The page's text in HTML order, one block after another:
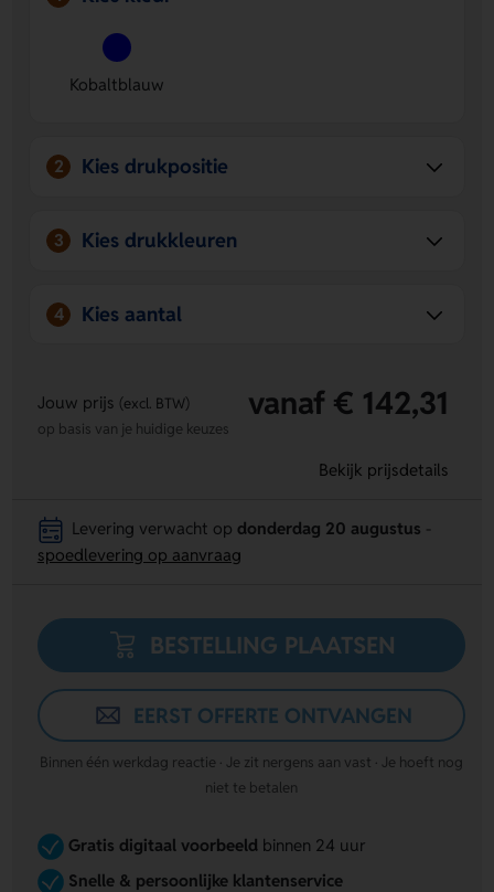
nylon neem je deze hangmat overal simpel mee naartoe.
Snel op te hangen
je hem in no-time stevig vast.
Persoonlijk te maken
Kobaltblauw
2 Kies drukpositie
3 Kies drukkleuren
4 Kies aantal
Jouw prijs (excl. BTW) vanaf € 142,31
op basis van je huidige keuzes
Bekijk prijsdetails
Levering verwacht op donderdag 20 augustus
spoedlevering op aanvraag
BESTELLING PLAATSEN
EERST OFFERTE ONTVANGEN
Binnen één werkdag reactie · Je zit nergens aan vast · Je hoeft nog
niet te betalen
Gratis digitaal voorbeeld binnen 24 uur
Snelle & persoonlijke klantenservice